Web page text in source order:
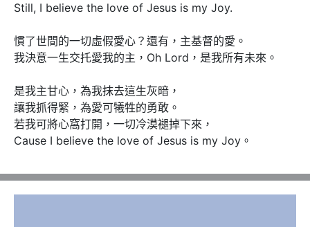
Still, I believe the love of Jesus is my Joy.
慣了世間的一切虛假愛心？還有，主基督的愛。
我決意一生交托愛我的主，Oh Lord，是我所有未來。
是我主甘心，為我抹去這生灰暗，
讓我抓得緊，為愛可犧牲的勇敢。
若我可將心窩打開，一切冷漠褪掉下來，
Cause I believe the love of Jesus is my Joy。